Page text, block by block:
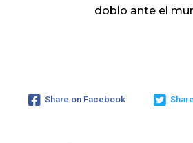
doblo ante el
Share on Facebook